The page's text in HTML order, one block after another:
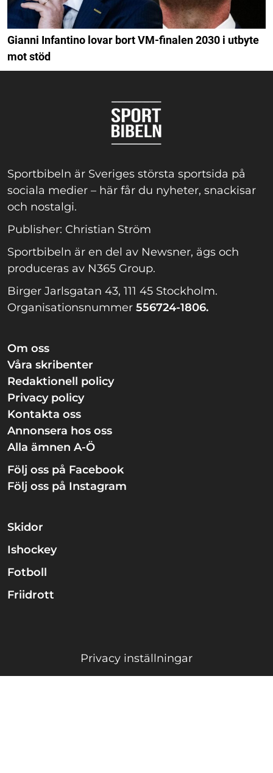
Gianni Infantino lovar bort VM-finalen 2030 i utbyte
mot stöd
Sportbibeln är Sveriges största sportsida på
sociala medier – här får du nyheter, snackisar
och nostalgi.
Publisher: Christian Ström
Sportbibeln är en del av Newsner, ägs och
produceras av N365 Group.
Birger Jarlsgatan 43, 111 45 Stockholm.
Organisationsnummer 556724-1806.
Om oss
Våra skribenter
Redaktionell policy
Privacy policy
Kontakta oss
Annonsera hos oss
Alla ämnen A-Ö
Följ oss på Facebook
Följ oss på Instagram
Skidor
Ishockey
Fotboll
Friidrott
Privacy inställningar